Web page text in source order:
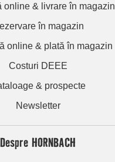
online & livrare în magazin
în magazin
online & plată în magazin
Costuri DEEE
& prospecte
Newsletter
Despre HORNBACH